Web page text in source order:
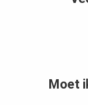
Moet